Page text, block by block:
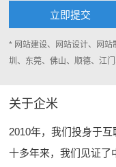
* 网站建设、网站设计、网
圳、东莞、佛山、顺德、江
关于企米
2010年，我们投身于互
十多年来，我们见证了